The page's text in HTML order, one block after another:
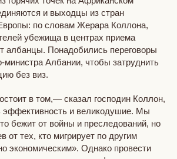
и выходцы из стран
по словам Жерара Коллона,
убежища в центрах приема
албанцы. Понадобились переговоры
министра Албании, чтобы затруднить
без виз.
в том,— сказал господин Коллон,
и великодушие. Мы
бежит от войны и преследований, но
от тех, кто мигрирует по другим
экономическим». Однако провести